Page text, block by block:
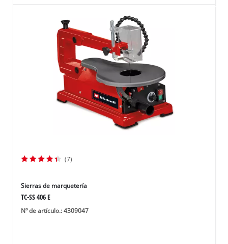
(7)
Sierras de marquetería
TC-SS 406 E
Nº de artículo.: 4309047